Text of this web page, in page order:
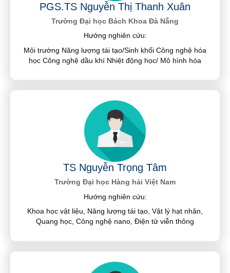
PGS.TS Nguyễn Thị Thanh Xuân
Trường Đại học Bách Khoa Đà Nẵng
Hướng nghiên cứu:
Môi trường Năng lượng tái tạo/Sinh khối Công nghệ hóa
học Công nghệ dầu khí Nhiệt động học/ Mô hình hóa
TS Nguyễn Trọng Tâm
Trường Đại học Hàng hải Việt Nam
Hướng nghiên cứu:
Khoa học vật liệu, Năng lượng tái tạo, Vật lý hạt nhân,
Quang học, Công nghệ nano, Điện tử viễn thông